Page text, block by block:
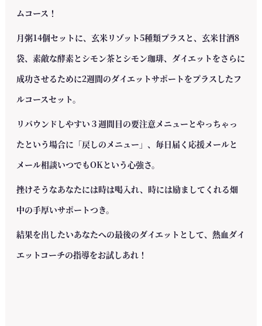
ムコース！
月粥14個セットに、玄米リゾット5種類プラスと、玄米甘酒8
袋、素敵な酵素とシモン茶とシモン珈琲、ダイエットをさらに
成功させるために2週間のダイエットサポートをプラスしたフ
ルコースセット。
リバウンドしやすい３週間目の要注意メニューとやっちゃっ
たという場合に「戻しのメニュー」、毎日届く応援メールと
メール相談いつでもOKという心強さ。
挫けそうなあなたには時は喝入れ、時には励ましてくれる畑
中の手厚いサポートつき。
結果を出したいあなたへの最後のダイエットとして、熱血ダイ
エットコーチの指導をお試しあれ！